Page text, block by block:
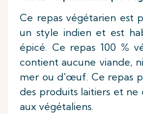
Ce repas végétarien est
un style indien et est
épicé. Ce repas 100 %
contient aucune viande,
mer ou d'œuf. Ce repas
des produits laitiers et ne
aux végétaliens.